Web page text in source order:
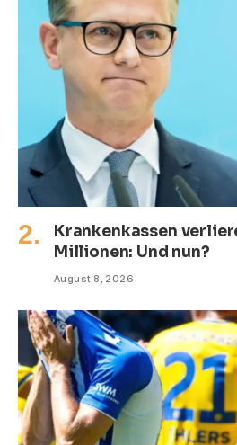
Krankenkassen
Millionen: Und nun?
August 8, 2026